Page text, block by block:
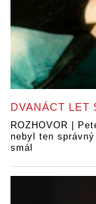
DVANÁCT LET
ROZHOVOR |
nebyl ten
smál